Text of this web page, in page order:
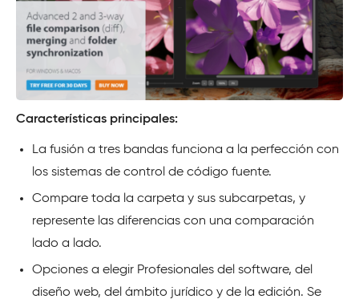
Características principales:
La fusión a tres bandas funciona a la perfección con
los sistemas de control de código fuente.
Compare toda la carpeta y sus subcarpetas, y
represente las diferencias con una comparación
lado a lado.
Opciones a elegir Profesionales del software, del
diseño web, del ámbito jurídico y de la edición. Se